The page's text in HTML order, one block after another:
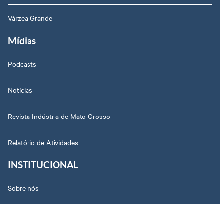
Várzea Grande
Mídias
Podcasts
Notícias
Revista Indústria de Mato Grosso
Relatório de Atividades
INSTITUCIONAL
Sobre nós